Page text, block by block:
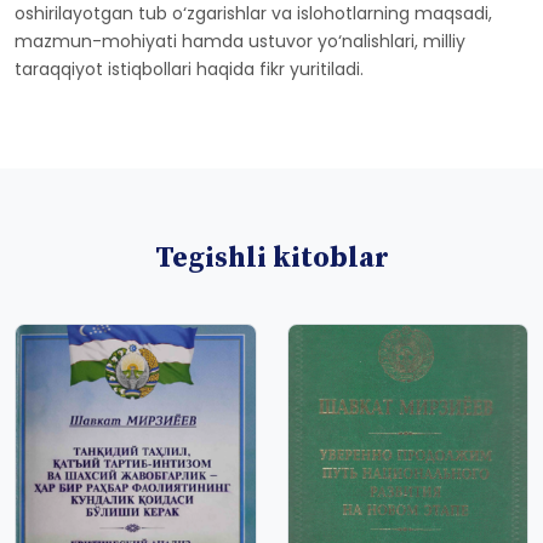
oshirilayotgan tub o‘zgarishlar va islohotlarning maqsadi,
mazmun-mohiyati hamda ustuvor yo‘nalishlari, milliy
taraqqiyot istiqbollari haqida fikr yuritiladi.
Tegishli kitoblar